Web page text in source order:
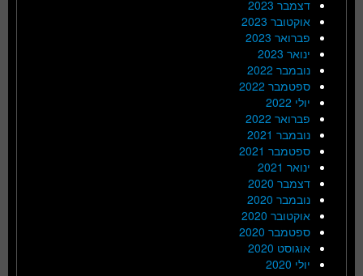
דצמבר 2023
אוקטובר 2023
פברואר 2023
ינואר 2023
נובמבר 2022
ספטמבר 2022
יולי 2022
פברואר 2022
נובמבר 2021
ספטמבר 2021
ינואר 2021
דצמבר 2020
נובמבר 2020
אוקטובר 2020
ספטמבר 2020
אוגוסט 2020
יולי 2020